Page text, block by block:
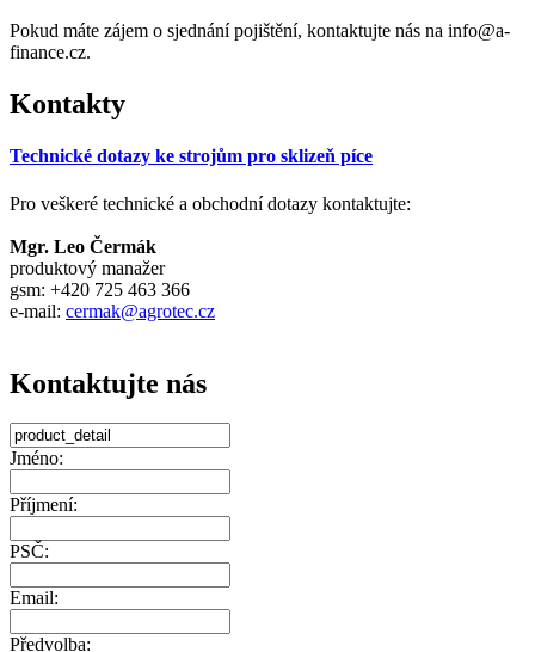
Pokud máte zájem o sjednání pojištění, kontaktujte nás na info@a-
finance.cz.
Kontakty
Technické dotazy ke strojům pro sklizeň píce
Pro veškeré technické a obchodní dotazy kontaktujte:
Mgr. Leo Čermák
produktový manažer
gsm: +420 725 463 366
e-mail: cermak@agrotec.cz
Kontaktujte nás
Jméno:
Příjmení:
PSČ:
Email:
Předvolba: